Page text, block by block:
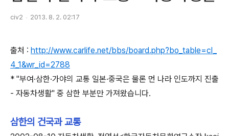
civ2 2013. 8. 2. 02:17
출처 : http://www.carlife.net/bbs/board.php?bo_table=cl_
4_1&wr_id=2788
* "부여·삼한·가야의 교통 일본·중국은 물론 먼 나라 인도까지 진출
- 자동차생활" 중 삼한 부분만 가져왔습니다.
삼한의 건국과 교통